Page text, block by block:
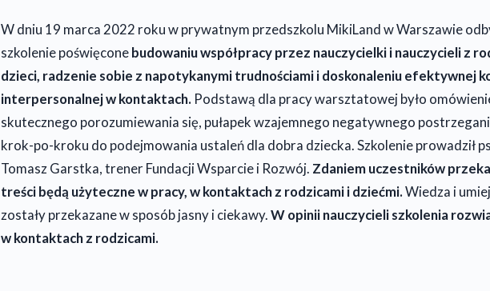
W dniu 19 marca 2022 roku w prywatnym przedszkolu MikiLand w Warszawie
szkolenie poświęconebudowaniu współpracy przez nauczycielki i nauczycieli z
dzieci, radzenie sobie z napotykanymi trudnościami i doskonaleniu efektywnej
interpersonalnej w kontaktach. Podstawą dla pracy warsztatowej było
skutecznego porozumiewania się, pułapek wzajemnego negatywnego
krok-po-kroku do podejmowania ustaleń dla dobra dziecka. Szkolenie prowadził
Tomasz Garstka, trener Fundacji Wsparcie i Rozwój. Zdaniem uczestników
treści będą użyteczne w pracy, w kontaktach z rodzicami i dziećmi.Wiedza i
zostały przekazane w sposób jasny i ciekawy.W opinii nauczycieli szkolenia
w kontaktach z rodzicami.